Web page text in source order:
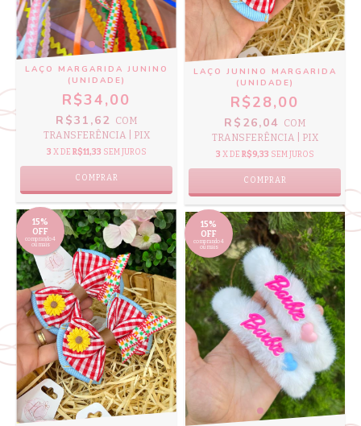
LAÇO MARGARIDA JUNINO
(UNIDADE)
R$34,00
R$31,62 COM
TRANSFERÊNCIA | PIX
3 X DE R$11,33 SEM JUROS
LAÇO JUNINO MARGARIDA
(UNIDADE)
R$28,00
R$26,04 COM
TRANSFERÊNCIA | PIX
3 X DE R$9,33 SEM JUROS
15%
OFF
comprando 4
ou mais
15%
OFF
comprando 4
ou mais